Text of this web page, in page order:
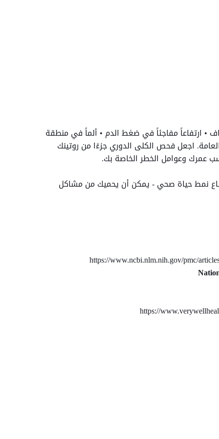
• ارتفاعاً مفاجئاً في ضغط الدم • ألماً في منطقة
اجعل فحص الكلى الدوري جزءًا من روتينك
عمرك وعوامل الخطر الخاصة بك.
نمط حياة صحي - يمكن أن يحميك من مشاكل